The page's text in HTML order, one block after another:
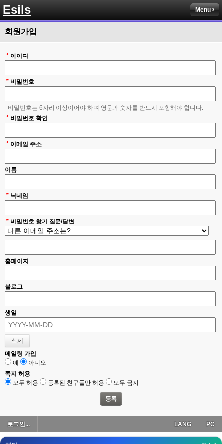
Esils Menu
회원가입
아이디
*
비밀번호
*
비밀번호는 6자리 이상이어야 하며 영문과 숫자를 반드시 포함해야 합니다.
비밀번호 확인
*
* 이메일 주소
이름
* 닉네임
* 비밀번호 찾기 질문/답변
홈페이지
블로그
생일
메일링 가입
예
아니오
쪽지 허용
모두 허용
등록된 친구들만 허용 모두 금지
로그인... PC
LANG
ㅋ
esils
그렇다고 코어랑 모듈 전부 마개조해버릴려니 난중 또 공식버전 올라오면 답
없을꺼같아서 ;;
esils 00:15
오 정상 이네요!
비회원
esils
고게임77
esils 00:17
esils 00:18
폰으로 접속해보니 3이 되는데
esils 00:18
나가도 3이네 하핫 ...
고게임77 00:18
ㅋㅋㅋㅋㅋㅋㅋㅋ
esils
이게 db 접속자수로 잡는형태로 해서 그런가 ;;
고게임77
밑에 일반웹게임이 더있었네요
esils
아 이제 2로 돌아왔군요
esils 00:19
모바일로 보는데도 좀 불편하더라구요